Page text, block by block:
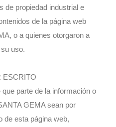
de propiedad industrial e
de la página web
o a quienes otorgaron a
uso.
ESCRITO
parte de la información o
GEMA sean por
de esta página web,